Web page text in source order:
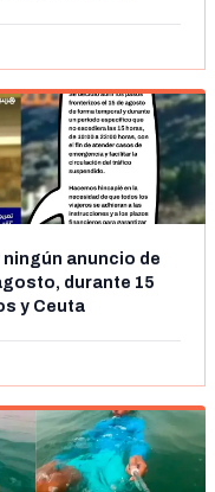
ningún anuncio de
durante 15
y Ceuta